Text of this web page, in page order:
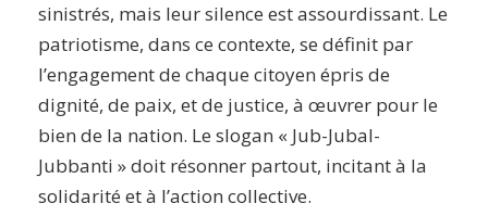
sinistrés, mais leur silence est assourdissant. Le
patriotisme, dans ce contexte, se définit par
l’engagement de chaque citoyen épris de
dignité, de paix, et de justice, à œuvrer pour le
bien de la nation. Le slogan « Jub-Jubal-
Jubbanti » doit résonner partout, incitant à la
solidarité et à l’action collective.